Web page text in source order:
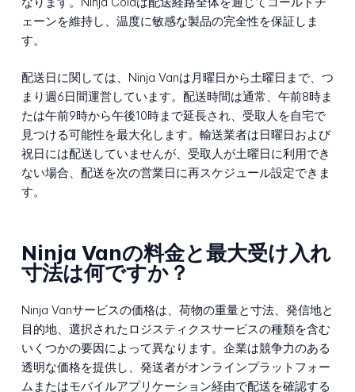
ェーンを維持し、温度に敏感な製品の完全性を保証しま
す。
配送日に関しては、Ninja Vanは月曜日から土曜日まで、つ
まり週6日間運営しています。配送時間は通常、午前8時ま
たは午前9時から午後10時まで延長され、受取人を自宅で
見つける可能性を最大化します。輸送業者は日曜日および
祝日には配送していませんが、受取人が土曜日に利用でき
ない場合、配送を次の営業日に再スケジュール設定できま
す。
Ninja Vanの料金と最大受け入れ
寸法は何ですか？
Ninja Vanサービスの価格は、荷物の重量と寸法、発信地と
目的地、選択されたロジスティクスサービスの種類を含む
いくつかの要因によって異なります。企業は競争力のある
透明な価格を提供し、発送者がオンラインプラットフォー
ムまたはモバイルアプリケーション経由で配送を確認する